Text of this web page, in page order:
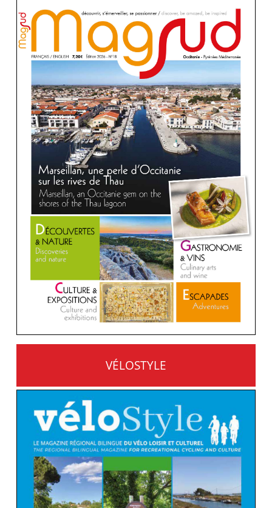
VÉLOSTYLE